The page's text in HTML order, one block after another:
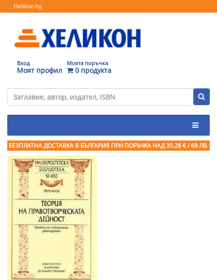
Helikon.bg
Вход
Моят профил
Моята поръчка
0 продукта
БЕЗПЛАТНА ДОСТАВКА В БЪЛГАРИЯ ПРИ ПОРЪЧКА НАД 35.28 € / 69 ЛВ.